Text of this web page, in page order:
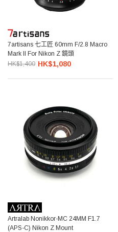
7artisans 七工匠 60mm F/2.8 Macro
Mark II For Nikon Z 鏡頭
HK$1,400 HK$1,080
Artralab Nonikkor-MC 24MM F1.7
(APS-C) Nikon Z Mount